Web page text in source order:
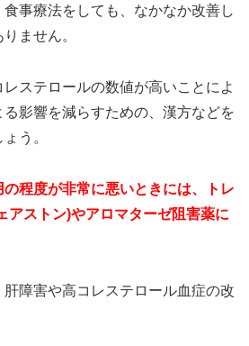
事療法をしても、なかなか改善し
ません。
ステロールの数値が高いことによ
影響を減らすための、漢方などを
う。
の程度が非常に悪いときには、トレ
アストン)やアロマターゼ阻害薬に
障害や高コレステロール血症の改